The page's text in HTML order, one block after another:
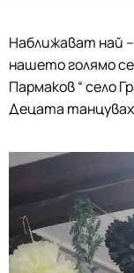
Наближават най
нашето голямо
Пармаков “ село
Децата